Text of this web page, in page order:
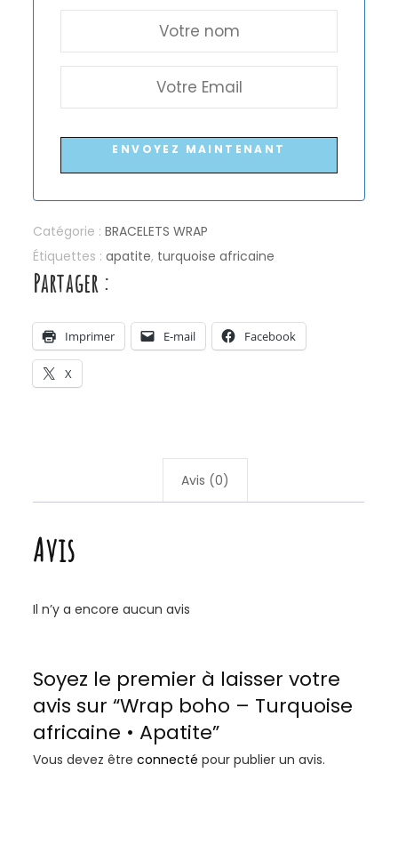
ENVOYEZ MAINTENANT
Catégorie :BRACELETS WRAP
Étiquettes :apatite, turquoise africaine
Partager :
Imprimer E-mail Facebook
X
Avis (0)
Avis
Il n’y a encore aucun avis
Soyez le premier à laisser votre
avis sur “Wrap boho – Turquoise
africaine • Apatite”
Vous devez êtreconnecté pour publier un avis.